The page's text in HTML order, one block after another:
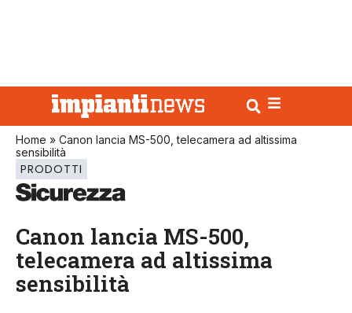
Home » Canon lancia MS-500, telecamera ad altissima
sensibilità
PRODOTTI
Canon lancia MS-500,
telecamera ad altissima
sensibilità